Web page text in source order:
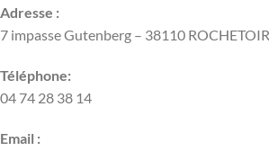
Adresse :
7 impasse Gutenberg – 38110
Téléphone:
04 74 28 38 14
Email :